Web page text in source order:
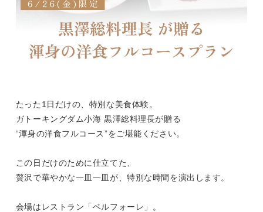
たった1日だけの、特別な美食体験。
ガトーキングダム小海 黒澤総料理長が贈る
“渾身の洋食フルコース”をご堪能ください。
この日だけのために仕立てた、
贅沢で華やかな一皿一皿が、特別な時間を演出します。
会場はレストラン「ベルフォーレ」。